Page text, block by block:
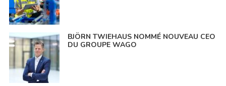
BJÖRN TWIEHAUS NOMMÉ NOUVEAU CEO
DU GROUPE WAGO